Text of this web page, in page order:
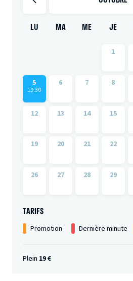
LU MA ME JE
1
5
19:30
6 7 8
12 13 14 15
19 20 21 22
26 27 28 29
TARIFS
Promotion Dernière minute
Plein 19 €